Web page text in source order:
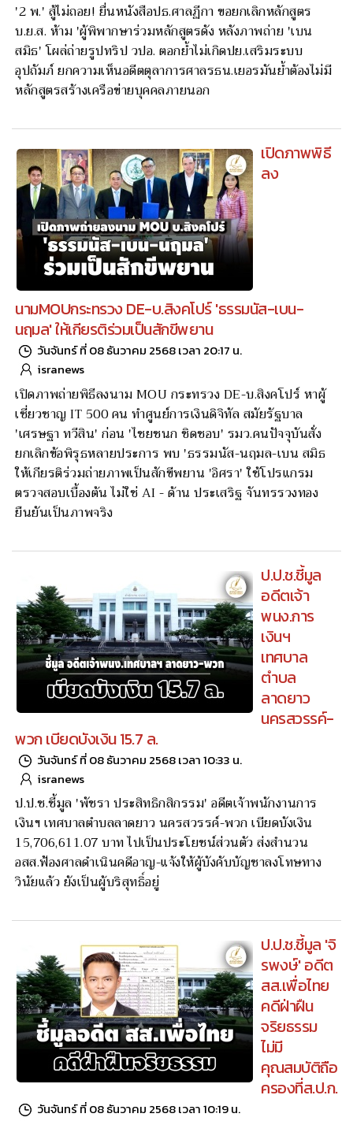
'2 พ.' สู้ไม่ถอย! ยื่นหนังสือปธ.ศาลฏีกา ขอยกเลิกหลักสูตร
บ.ย.ส. ห้าม 'ผู้พิพากษาร่วมหลักสูตรดัง หลังภาพถ่าย 'เบน
สมิธ' โผล่ถ่ายรูปทริป วปอ. ตอกย้ำไม่เกิดปย.เสริมระบบ
อุปถัมภ์ ยกความเห็นอดีตตุลาการศาลรธน.เยอรมันย้ำต้องไม่มี
หลักสูตรสร้างเครือข่ายบุคคลภายนอก
เปิดภาพพิธี
ลง
นามMOUกระทรวง DE-บ.สิงคโปร์ 'ธรรมนัส-เบน-
นฤมล' ให้เกียรติร่วมเป็นสักขีพยาน
วันจันทร์ ที่ 08 ธันวาคม 2568 เวลา 20:17 น.
isranews
เปิดภาพถ่ายพิธีลงนาม MOU กระทรวง DE-บ.สิงคโปร์ หาผู้
เชี่ยวชาญ IT 500 คน ทำศูนย์การเงินดิจิทัล สมัยรัฐบาล
'เศรษฐา ทวีสิน' ก่อน 'ไชยชนก ชิดชอบ' รมว.คนปัจจุบันสั่ง
ยกเลิกข้อพิรุธหลายประการ พบ 'ธรรมนัส-นฤมล-เบน สมิธ
ให้เกียรติร่วมถ่ายภาพเป็นสักขีพยาน 'อิศรา' ใช้โปรแกรม
ตรวจสอบเบื้องต้น ไม่ใช่ AI - ด้าน ประเสริฐ จันทรรวงทอง
ยืนยันเป็นภาพจริง
ป.ป.ช.ชี้มูล
อดีตเจ้า
พนง.การ
เงินฯ
เทศบาล
ตำบล
ลาดยาว
นครสวรรค์-
พวก เบียดบังเงิน 15.7 ล.
วันจันทร์ ที่ 08 ธันวาคม 2568 เวลา 10:33 น.
isranews
ป.ป.ช.ชี้มูล 'พัชรา ประสิทธิกสิกรรม' อดีตเจ้าพนักงานการ
เงินฯ เทศบาลตำบลลาดยาว นครสวรรค์-พวก เบียดบังเงิน
15,706,611.07 บาท ไปเป็นประโยชน์ส่วนตัว ส่งสำนวน
อสส.ฟ้องศาลดำเนินคดีอาญ-แจ้งให้ผู้บังคับบัญชาลงโทษทาง
วินัยแล้ว ยังเป็นผู้บริสุทธิ์อยู่
ป.ป.ช.ชี้มูล 'จิ
รพงษ์' อดีต
สส.เพื่อไทย
คดีฝ่าฝืน
จริยธรรม
ไม่มี
คุณสมบัติถือ
ครองที่ส.ป.ก.
วันจันทร์ ที่ 08 ธันวาคม 2568 เวลา 10:19 น.